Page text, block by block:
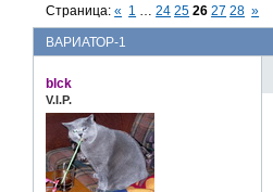
ВАРИАТОР-1
Страница:« 1 24 25 26 27 28 »
blck
V.I.P.